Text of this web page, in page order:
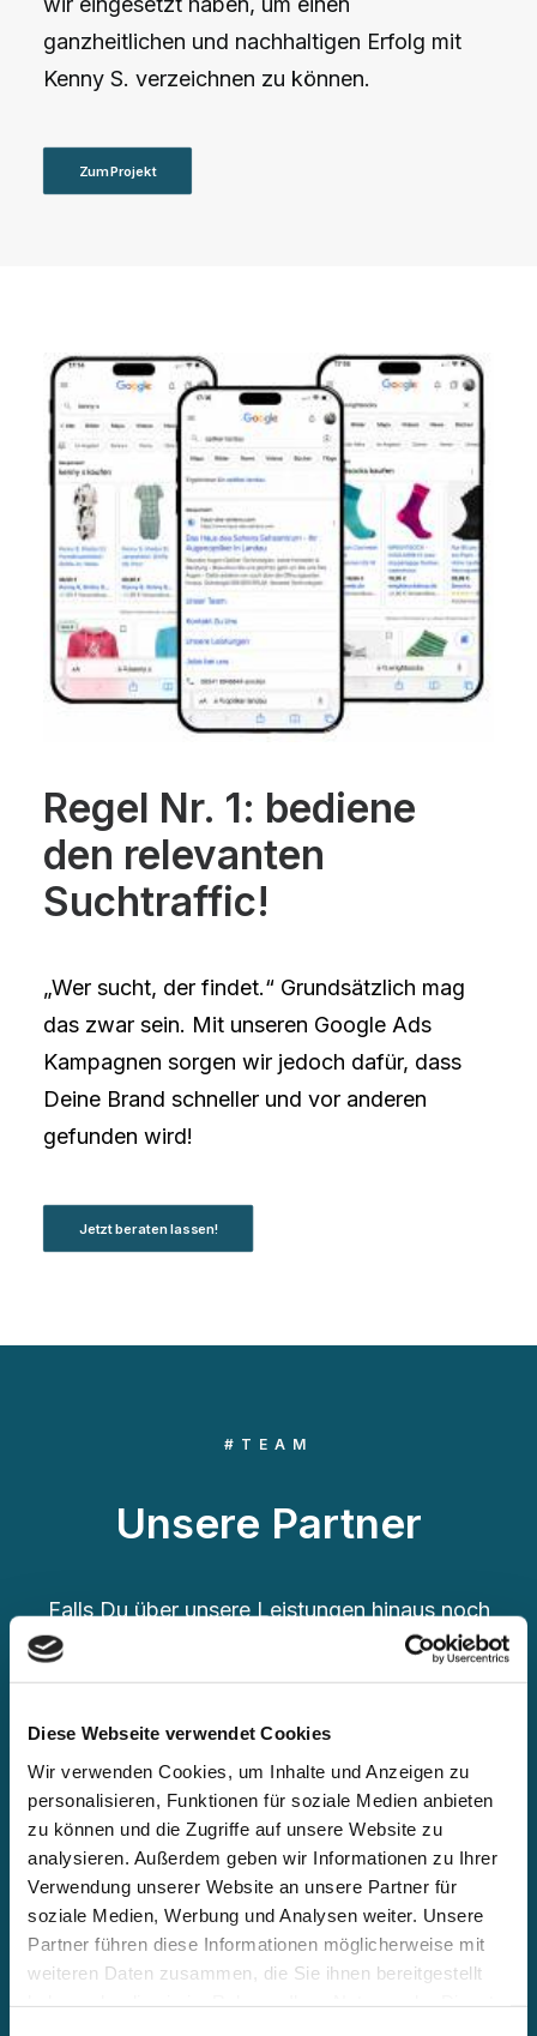
Diese Webseite verwendet Cookies
Wir verwenden Cookies, um Inhalte und Anzeigen zu
personalisieren, Funktionen für soziale Medien anbieten
zu können und die Zugriffe auf unsere Website zu
analysieren. Außerdem geben wir Informationen zu Ihrer
Verwendung unserer Website an unsere Partner für
soziale Medien, Werbung und Analysen weiter. Unsere
Partner führen diese Informationen möglicherweise mit
weiteren Daten zusammen, die Sie ihnen bereitgestellt
ganzheitlichen und nachhaltigen Erfolg mit
Kenny S. verzeichnen zu können.
Zum Projekt
Regel Nr. 1: bediene
den relevanten
Suchtraffic!
„Wer sucht, der findet.“ Grundsätzlich mag
das zwar sein. Mit unseren Google Ads
Kampagnen sorgen wir jedoch dafür, dass
Deine Brand schneller und vor anderen
gefunden wird!
Jetzt beraten lassen!
#TEAM
Unsere Partner
Falls Du über unsere Leistungen hinaus noch
weitere Agenturen im SEO-, PR-, Shopify-
oder Shopware-Bereich suchst, lass uns Dir
unsere engen Partner empfehlen, mit denen
zusammenarbeiten: